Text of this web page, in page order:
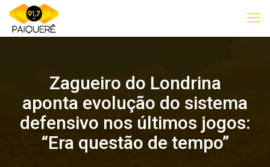
Zagueiro do Londrina
aponta evolução do sistema
defensivo nos últimos jogos:
“Era questão de tempo”